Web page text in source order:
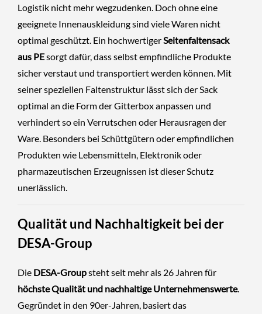
Logistik nicht mehr wegzudenken. Doch ohne eine
geeignete Innenauskleidung sind viele Waren nicht
optimal geschützt. Ein hochwertigerSeitenfaltensack
aus PEsorgt dafür, dass selbst empfindliche Produkte
sicher verstaut und transportiert werden können. Mit
seiner speziellen Faltenstruktur lässt sich der Sack
optimal an die Form der Gitterbox anpassen und
verhindert so ein Verrutschen oder Herausragen der
Ware. Besonders bei Schüttgütern oder empfindlichen
Produkten wie Lebensmitteln, Elektronik oder
pharmazeutischen Erzeugnissen ist dieser Schutz
unerlässlich.
Qualität und Nachhaltigkeit bei der
DESA-Group
Die DESA-Groupsteht seit mehr als 26 Jahren für
höchste Qualität und nachhaltige Unternehmenswerte.
Gegründet in den 90er-Jahren, basiert das